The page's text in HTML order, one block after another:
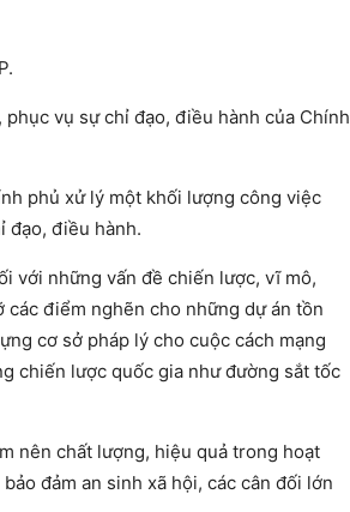
vụ sự chỉ đạo, điều hành của Chính
phủ xử lý một khối lượng công việc
đạo, điều hành.
với những vấn đề chiến lược, vĩ mô,
điểm nghẽn cho những dự án tồn
cơ sở pháp lý cho cuộc cách mạng
chiến lược quốc gia như đường sắt tốc
nên chất lượng, hiệu quả trong hoạt
đảm an sinh xã hội, các cân đối lớn